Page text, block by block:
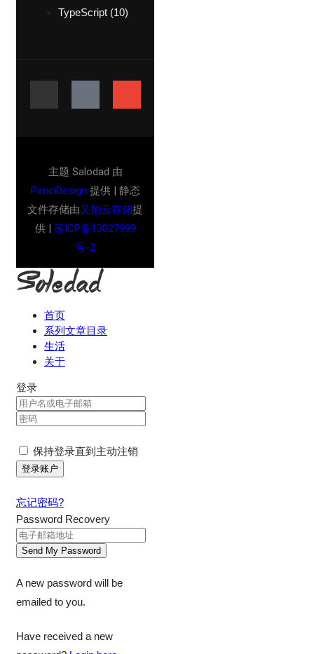
TypeScript (10)
主题 Salodad 由
PenciDesign 提供 | 静态
文件存储由又拍云存储提
供 | 苏ICP备13027999
号-2
首页
系列文章目录
生活
关于
登录
保持登录直到主动注销
忘记密码?
Password Recovery
A new password will be
emailed to you.
Have received a new